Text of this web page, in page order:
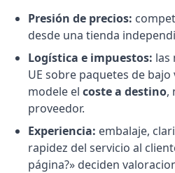
Presión de precios:
desde una tienda
Logística e impuestos: las
UE sobre paquetes de
modele el coste a destino,
proveedor.
Experiencia: embalaje,
rapidez del servicio al
página?» deciden